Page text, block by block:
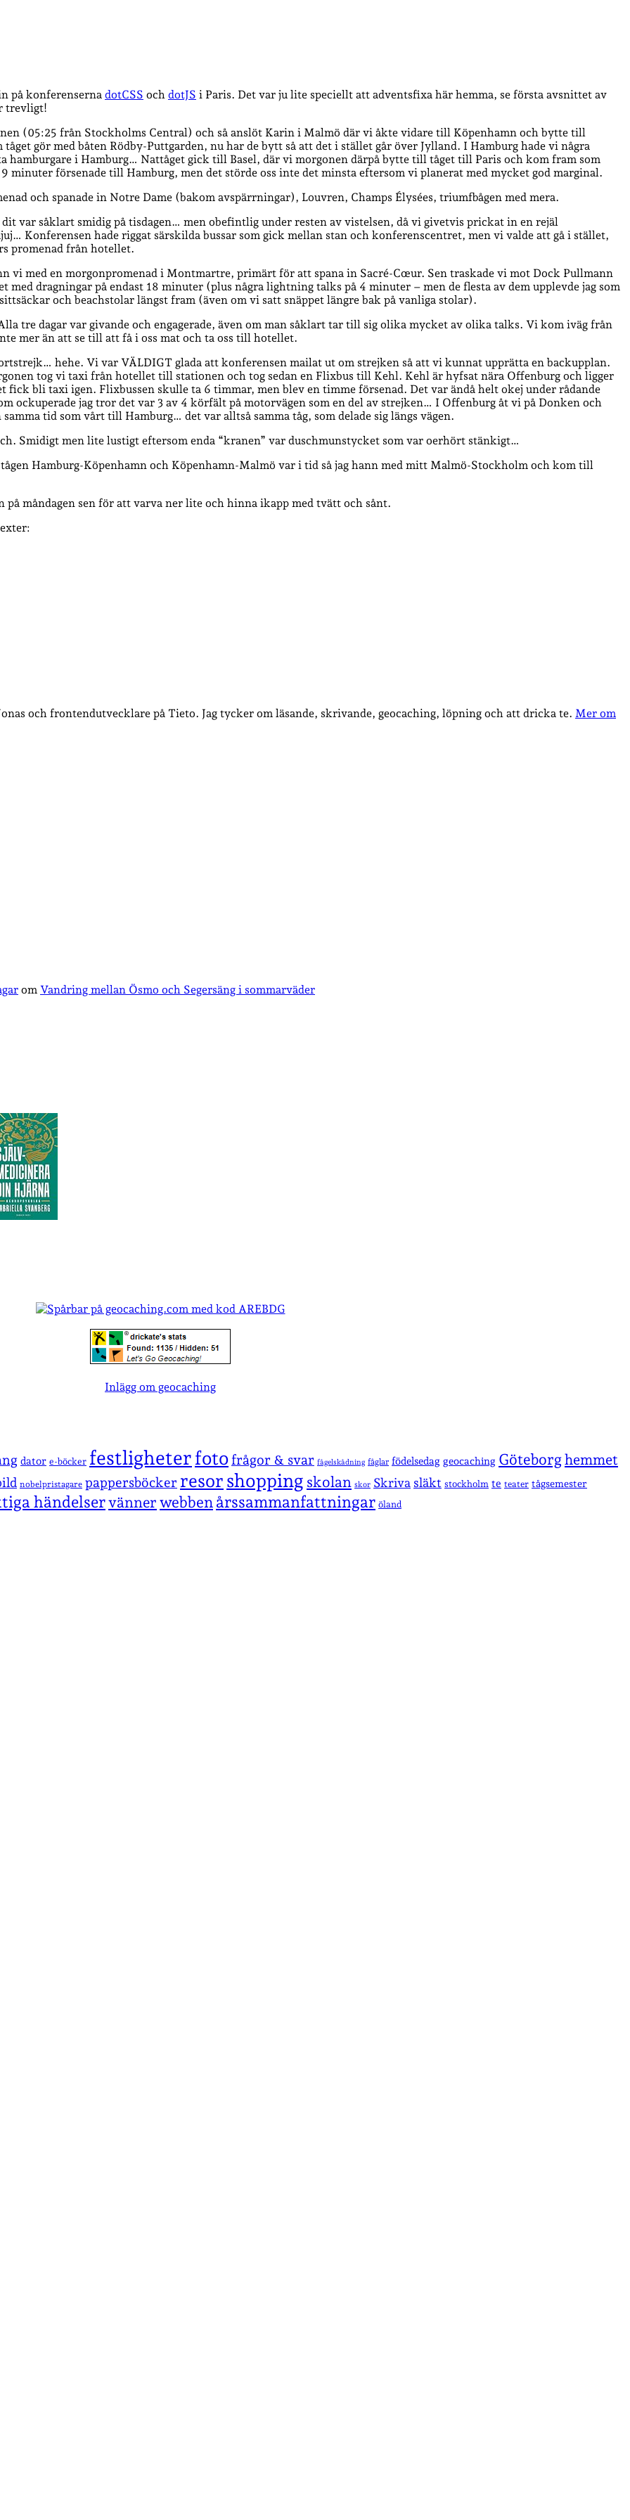
och frontendutvecklare på Tieto. Jag tycker om läsande, skrivande, geocaching, löpning och att dricka te. Mer om
om Vandring mellan Ösmo och Segersäng i sommarväder
Inlägg om geocaching
dator e-böcker festligheterfotofrågor & svar fågelskådning fåglar födelsedag geocaching Göteborghemmet
nobelpristagare pappersböcker resor shopping skolan skor Skriva släkt stockholm te teater tågsemester
händelservänner webben årssammanfattningar öland
på konferenserna dotCSS och dotJS i Paris. Det var ju lite speciellt att adventsfixa här hemma, se första avsnittet av
trevligt!
(05:25 från Stockholms Central) och så anslöt Karin i Malmö där vi åkte vidare till Köpenhamn och bytte till
gör med båten Rödby-Puttgarden, nu har de bytt så att det i stället går över Jylland. I Hamburg hade vi några
hamburgare i Hamburg… Nattåget gick till Basel, där vi morgonen därpå bytte till tåget till Paris och kom fram som
försenade till Hamburg, men det störde oss inte det minsta eftersom vi planerat med mycket god marginal.
och spanade in Notre Dame (bakom avspärrningar), Louvren, Champs Élysées, triumfbågen med mera.
var såklart smidig på tisdagen… men obefintlig under resten av vistelsen, då vi givetvis prickat in en rejäl
Konferensen hade riggat särskilda bussar som gick mellan stan och konferenscentret, men vi valde att gå i stället,
promenad från hotellet.
vi med en morgonpromenad i Montmartre, primärt för att spana in Sacré-Cœur. Sen traskade vi mot Dock Pullmann
dragningar på endast 18 minuter (plus några lightning talks på 4 minuter – men de flesta av dem upplevde jag som
och beachstolar längst fram (även om vi satt snäppet längre bak på vanliga stolar).
tre dagar var givande och engagerade, även om man såklart tar till sig olika mycket av olika talks. Vi kom iväg från
mer än att se till att få i oss mat och ta oss till hotellet.
hehe. Vi var VÄLDIGT glada att konferensen mailat ut om strejken så att vi kunnat upprätta en backupplan.
tog vi taxi från hotellet till stationen och tog sedan en Flixbus till Kehl. Kehl är hyfsat nära Offenburg och ligger
fick bli taxi igen. Flixbussen skulle ta 6 timmar, men blev en timme försenad. Det var ändå helt okej under rådande
ockuperade jag tror det var 3 av 4 körfält på motorvägen som en del av strejken… I Offenburg åt vi på Donken och
tid som vårt till Hamburg… det var alltså samma tåg, som delade sig längs vägen.
Smidigt men lite lustigt eftersom enda “kranen” var duschmunstycket som var oerhört stänkigt…
Hamburg-Köpenhamn och Köpenhamn-Malmö var i tid så jag hann med mitt Malmö-Stockholm och kom till
måndagen sen för att varva ner lite och hinna ikapp med tvätt och sånt.